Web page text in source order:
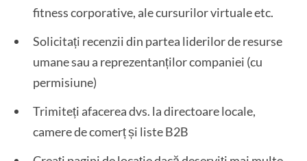
fitness corporative, ale cursurilor virtuale etc.
Solicitați recenzii din partea liderilor de resurse
umane sau a reprezentanților companiei (cu
permisiune)
Trimiteți afacerea dvs. la directoare locale,
camere de comerț și liste B2B